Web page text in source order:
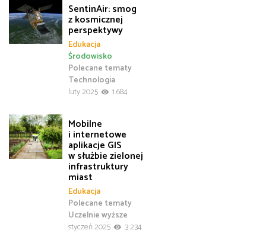
SentinAir: smog
z kosmicznej
perspektywy
Edukacja
Polecane tematy
Środowisko
Technologia
luty 2025
1 684
Mobilne
i internetowe
aplikacje GIS
w służbie zielonej
infrastruktury
miast
Edukacja
Polecane tematy
Uczelnie wyższe
styczeń 2025
3 234